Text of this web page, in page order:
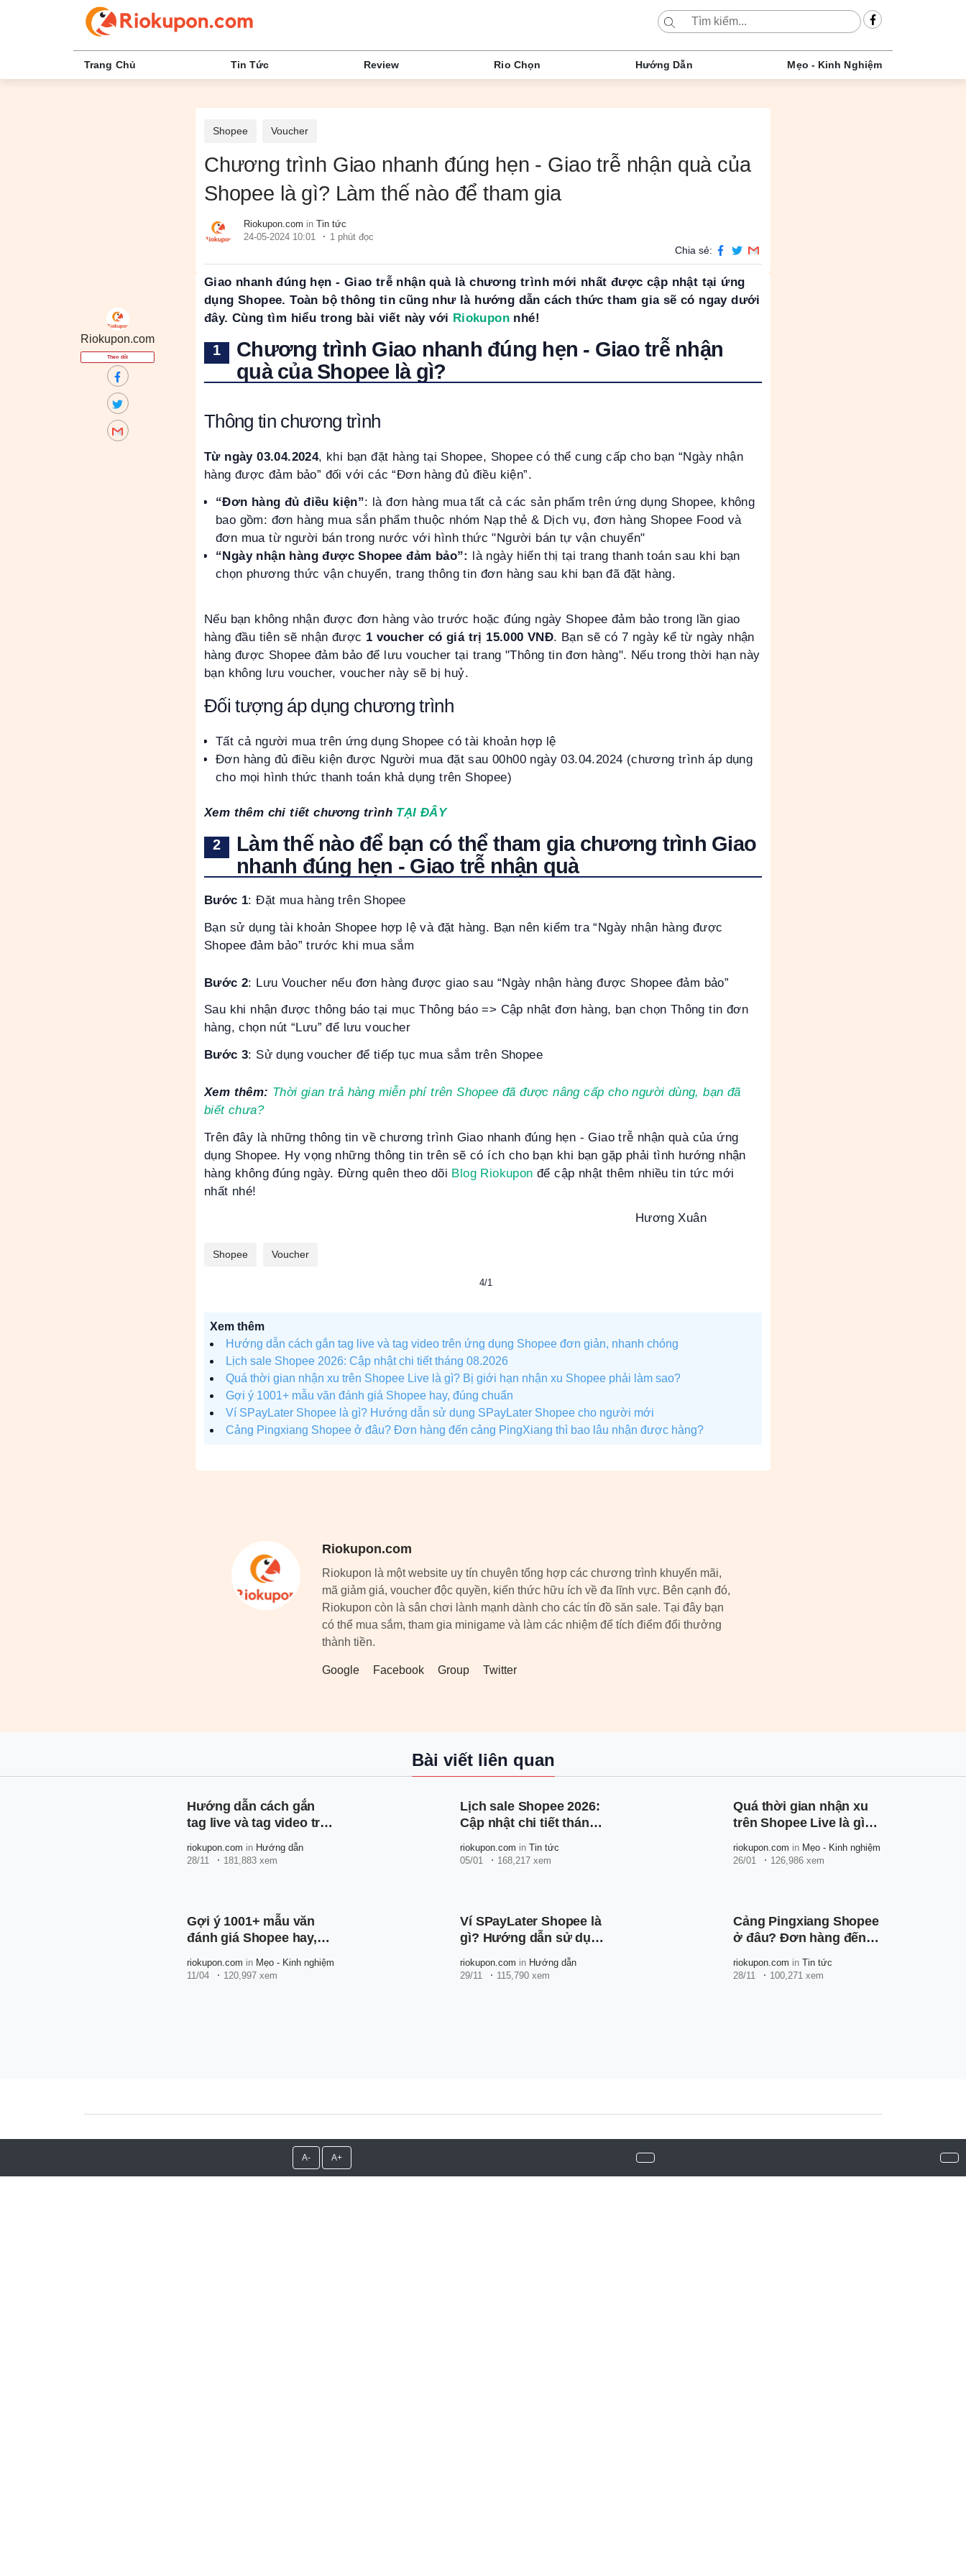
Trang Chủ Tin Tức Review Rio Chọn Hướng Dẫn Mẹo - Kinh Nghiệm
Shopee Voucher
Chương trình Giao nhanh đúng hẹn - Giao trễ nhận quà của
Shopee là gì? Làm thế nào để tham gia
Riokupon.com in Tin tức
24-05-2024 10:01
1 phút đọc
Chia sẻ:
Riokupon.com
Theo dõi
Giao nhanh đúng hẹn - Giao trễ nhận quà là chương trình mới nhất được cập nhật tại ứng
dụng Shopee. Toàn bộ thông tin cũng như là hướng dẫn cách thức tham gia sẽ có ngay dưới
đây. Cùng tìm hiểu trong bài viết này với Riokupon nhé!
Chương trình Giao nhanh đúng hẹn - Giao trễ nhận
quà của Shopee là gì?
Thông tin chương trình
Từ ngày 03.04.2024, khi bạn đặt hàng tại Shopee, Shopee có thể cung cấp cho bạn “Ngày nhận
hàng được đảm bảo” đối với các “Đơn hàng đủ điều kiện”.
“Đơn hàng đủ điều kiện”: là đơn hàng mua tất cả các sản phẩm trên ứng dụng Shopee, không
bao gồm: đơn hàng mua sắn phẩm thuộc nhóm Nạp thẻ & Dịch vụ, đơn hàng Shopee Food và
đơn mua từ người bán trong nước với hình thức "Người bán tự vận chuyển"
“Ngày nhận hàng được Shopee đảm bảo”: là ngày hiển thị tại trang thanh toán sau khi bạn
chọn phương thức vận chuyển, trang thông tin đơn hàng sau khi bạn đã đặt hàng.
Nếu bạn không nhận được đơn hàng vào trước hoặc đúng ngày Shopee đảm bảo trong lần giao
hàng đầu tiên sẽ nhận được 1 voucher có giá trị 15.000 VNĐ. Bạn sẽ có 7 ngày kể từ ngày nhận
hàng được Shopee đảm bảo để lưu voucher tại trang "Thông tin đơn hàng". Nếu trong thời hạn này
bạn không lưu voucher, voucher này sẽ bị huỷ.
Đối tượng áp dụng chương trình
Tất cả người mua trên ứng dụng Shopee có tài khoản hợp lệ
Đơn hàng đủ điều kiện được Người mua đặt sau 00h00 ngày 03.04.2024 (chương trình áp dụng
cho mọi hình thức thanh toán khả dụng trên Shopee)
Xem thêm chi tiết chương trình TẠI ĐÂY
Làm thế nào để bạn có thể tham gia chương trình Giao
nhanh đúng hẹn - Giao trễ nhận quà
Bước 1: Đặt mua hàng trên Shopee
Bạn sử dụng tài khoản Shopee hợp lệ và đặt hàng. Bạn nên kiểm tra “Ngày nhận hàng được
Shopee đảm bảo” trước khi mua sắm
Bước 2: Lưu Voucher nếu đơn hàng được giao sau “Ngày nhận hàng được Shopee đảm bảo”
Sau khi nhận được thông báo tại mục Thông báo => Cập nhật đơn hàng, bạn chọn Thông tin đơn
hàng, chọn nút “Lưu” để lưu voucher
Bước 3: Sử dụng voucher để tiếp tục mua sắm trên Shopee
Xem thêm: Thời gian trả hàng miễn phí trên Shopee đã được nâng cấp cho người dùng, bạn đã
biết chưa?
Trên đây là những thông tin về chương trình Giao nhanh đúng hẹn - Giao trễ nhận quà của ứng
dụng Shopee. Hy vọng những thông tin trên sẽ có ích cho bạn khi bạn gặp phải tình hướng nhận
hàng không đúng ngày. Đừng quên theo dõi Blog Riokupon để cập nhật thêm nhiều tin tức mới
nhất nhé!
Hương Xuân
Shopee Voucher
4/1
Xem thêm
Hướng dẫn cách gắn tag live và tag video trên ứng dụng Shopee đơn giản, nhanh chóng
Lịch sale Shopee 2026: Cập nhật chi tiết tháng 08.2026
Quá thời gian nhận xu trên Shopee Live là gì? Bị giới hạn nhận xu Shopee phải làm sao?
Gợi ý 1001+ mẫu văn đánh giá Shopee hay, đúng chuẩn
Ví SPayLater Shopee là gì? Hướng dẫn sử dụng SPayLater Shopee cho người mới
Cảng Pingxiang Shopee ở đâu? Đơn hàng đến cảng PingXiang thì bao lâu nhận được hàng?
A- A+
Riokupon.com
Riokupon là một website uy tín chuyên tổng hợp các chương trình khuyến mãi,
mã giảm giá, voucher độc quyền, kiến thức hữu ích về đa lĩnh vực. Bên cạnh đó,
Riokupon còn là sân chơi lành mạnh dành cho các tín đồ săn sale. Tại đây bạn
có thể mua sắm, tham gia minigame và làm các nhiệm để tích điểm đổi thưởng
thành tiền.
Google Facebook Group Twitter
Bài viết liên quan
Hướng dẫn cách gắn
tag live và tag video trên
ứng dụng Shopee đơn
giản, nhanh chóng
riokupon.com in Hướng dẫn
28/11
181,883 xem
Lịch sale Shopee 2026:
Cập nhật chi tiết tháng
riokupon.com inTin tức
05/01
168,217 xem
Quá thời gian nhận xu
trên Shopee Live là gì?
Shopee phải làm sao?
riokupon.com in Mẹo - Kinh nghiệm
26/01
126,986 xem
Gợi ý 1001+ mẫu văn
đánh giá Shopee hay,
riokupon.com in Mẹo - Kinh nghiệm
11/04
120,997 xem
Ví SPayLater Shopee là
gì? Hướng dẫn sử dụng
SPayLater Shopee cho
người mới
riokupon.com in Hướng dẫn
29/11
115,790 xem
Cảng Pingxiang Shopee
ở đâu? Đơn hàng đến
lâu nhận được hàng?
riokupon.com inTin tức
28/11
100,271 xem